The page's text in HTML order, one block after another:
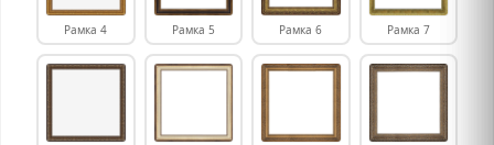
Рамка 4 Рамка 5 Рамка 6 Рамка 7